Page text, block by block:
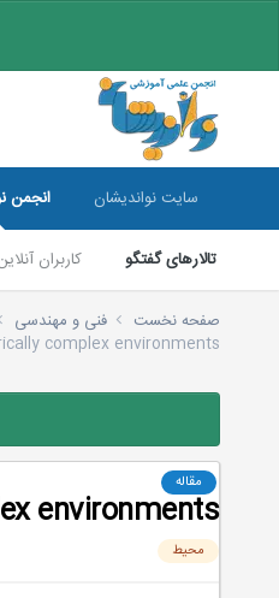
سایت نواندیشان انجمن
تالارهای گفتگو کاربران
صفحه نخست فنی و مهندسی
complex environments
مقاله
environments
محیط